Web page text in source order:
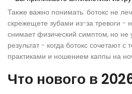
Также важно понимать: ботокс не
скрежещете зубами из-за тревоги -
снимает физический симптом, но не
результат - когда ботокс сочетают
практиками и ношением каппы на
Что нового в